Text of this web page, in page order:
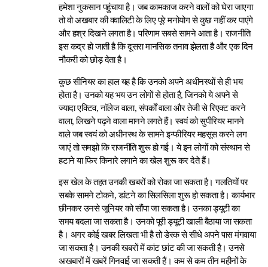
हमेशा नुकसान पहुंचाया है। जब कामकाज करने वालों को घेरा जाएगा
तो वो अखबार की क्वालिटी के लिए पूरे मनोयोग से कुछ नहीं कर पाएंगे
और हश्र दिखने लगता है। परिणाम सबसे सामने आता है। राजनीति
इस कद्र हो जाती है कि दूसरा मानसिक तनाव झेलता है और एक दिन
नौकरी को छोड़ देता है।
कुछ सीनियर का हाल यह है कि उनको अपने अधीनस्थों से ही भय
होता है। उनको यह भय उन लोगों से होता है, जिनको ये अपने से
ज्यादा एक्टिव, नॉलेज वाला, संपर्कों वाला और तेजी से रिएक्ट करने
वाला, लिखने पढ़ने वाला मानने लगते हैं। स्वयं को सुपीरियर मानने
वाले जब स्वयं को अधीनस्थ के सामने इन्फीरियर महसूस करने लग
जाएं तो समझो कि राजनीति शुरू हो गई। ये इन लोगों को संस्थान से
हटाने या फिर किनारे लगाने का खेल शुरू कर देते हैं।
इस खेल के तहत उनकी खबरों को रोका जा सकता है। गलतियों पर
सबके सामने टोकने, डांटने का सिलसिला शुरू हो सकता है। कार्यभार
छीनकर उनसे जूनियर को सौंपा जा सकता है। उनका ड्यूटी का
समय बदला जा सकता है। उनको पूरी ड्यूटी खाली बैठाया जा सकता
है। अगर कोई खबर लिखता भी है तो डेस्क से सीधे अपने पास मंगवाया
जा सकता है। उनकी खबरों में कांट छांट की जा सकती है। उनसे
अखबारों में खबरें गिनवाई जा सकती हैं। कम से कम तीन महीनों के